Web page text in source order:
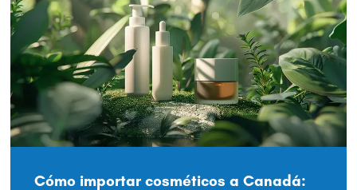
Cómo importar cosméticos a Canadá: